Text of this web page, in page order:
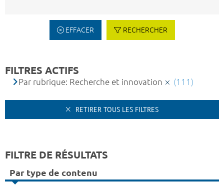
EFFACER RECHERCHER
FILTRES ACTIFS
Par rubrique: Recherche et innovation (111)
RETIRER TOUS LES FILTRES
FILTRE DE RÉSULTATS
Par type de contenu